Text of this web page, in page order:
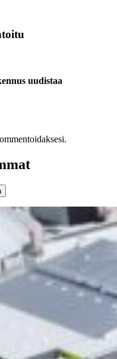
uudistaa